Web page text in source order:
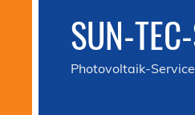
SUN-
Photovoltaik-Service